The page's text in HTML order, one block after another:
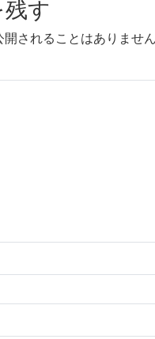
す
されることはありません